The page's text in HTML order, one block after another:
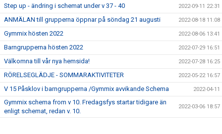
Step up - ändring i schemat under v 37 - 40 2022-09-11 22:31
ANMÄLAN till grupperna öppnar på söndag 21 augusti 2022-08-18 11:08
Gymmix hösten 2022 2022-08-06 13:41
Barngrupperna hösten 2022 2022-07-29 16:51
Välkomna till vår nya hemsida! 2022-07-28 16:25
RÖRELSEGLÄDJE - SOMMARAKTIVITETER 2022-05-22 16:57
V 15 Påsklov i barngrupperna /Gymmix avvikande Schema 2022-04-11
Gymmix schema from v 10. Fredagsfys startar tidigare än
enligt schemat, redan v. 10.
2022-03-06 18:57